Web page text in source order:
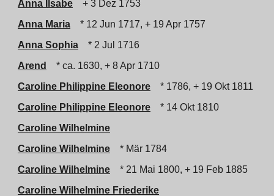
Anna Ilsabe
+ 3 Dez 1753
Anna Maria
* 12 Jun 1717, + 19 Apr 1757
Anna Sophia
* 2 Jul 1716
Arend
* ca. 1630, + 8 Apr 1710
Caroline Philippine Eleonore
* 1786, + 19 Okt 1811
Caroline Philippine Eleonore
* 14 Okt 1810
Caroline Wilhelmine
Caroline Wilhelmine
* Mär 1784
Caroline Wilhelmine
* 21 Mai 1800, + 19 Feb 1885
Caroline Wilhelmine Friederike